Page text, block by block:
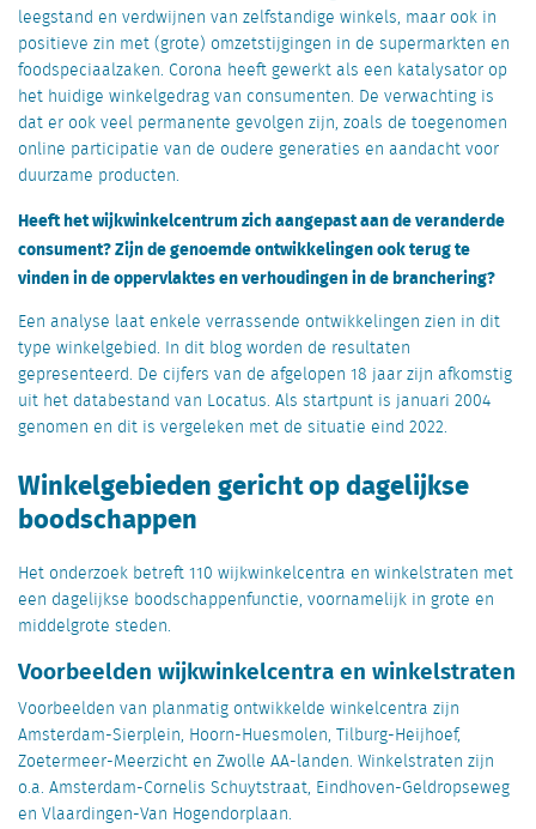
leegstand en verdwijnen van zelfstandige winkels, maar ook in
positieve zin met (grote) omzetstijgingen in de supermarkten en
foodspeciaalzaken. Corona heeft gewerkt als een katalysator op
het huidige winkelgedrag van consumenten. De verwachting is
dat er ook veel permanente gevolgen zijn, zoals de toegenomen
online participatie van de oudere generaties en aandacht voor
duurzame producten.
Heeft het wijkwinkelcentrum zich aangepast aan de veranderde
consument? Zijn de genoemde ontwikkelingen ook terug te
vinden in de oppervlaktes en verhoudingen in de branchering?
Een analyse laat enkele verrassende ontwikkelingen zien in dit
type winkelgebied. In dit blog worden de resultaten
gepresenteerd. De cijfers van de afgelopen 18 jaar zijn afkomstig
uit het databestand van Locatus. Als startpunt is januari 2004
genomen en dit is vergeleken met de situatie eind 2022.
Winkelgebieden gericht op dagelijkse
boodschappen
Het onderzoek betreft 110 wijkwinkelcentra en winkelstraten met
een dagelijkse boodschappenfunctie, voornamelijk in grote en
middelgrote steden.
Voorbeelden wijkwinkelcentra en winkelstraten
Voorbeelden van planmatig ontwikkelde winkelcentra zijn
Amsterdam-Sierplein, Hoorn-Huesmolen, Tilburg-Heijhoef,
Zoetermeer-Meerzicht en Zwolle AA-landen. Winkelstraten zijn
o.a. Amsterdam-Cornelis Schuytstraat, Eindhoven-Geldropseweg
en Vlaardingen-Van Hogendorplaan.